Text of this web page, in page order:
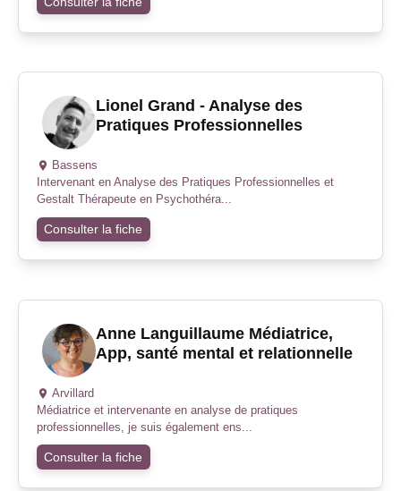
Lionel Grand - Analyse des
Pratiques Professionnelles
Bassens
Intervenant en Analyse des Pratiques Professionnelles et
Gestalt Thérapeute en Psychothéra...
Consulter la fiche
Anne Languillaume Médiatrice,
App, santé mental et relationnelle
Arvillard
Médiatrice et intervenante en analyse de pratiques
professionnelles, je suis également ens...
Consulter la fiche